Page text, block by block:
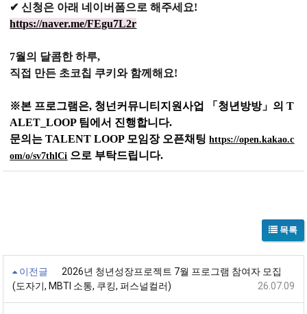
✔ 신청은 아래 네이버폼으로 해주세요!
https://naver.me/FEgu7L2r
7월의 달콤한 하루,
직접 만든 초코칩 쿠키와 함께해요!
※본 프로그램은, 청넌커뮤니티지원사업 「청년방방」의 T
ALET_LOOP 팀에서 진행합니다.
문의는 TALENT LOOP 모임장 오픈채팅https://open.kakao.c
om/o/sv7thlCi 으로 부탁드립니다.
목록
이전글
2026년 청년성장프로젝트 7월 프로그램 참여자 모집
(도자기, MBTI 소통, 쿠킹, 퍼스널컬러)
26.07.09